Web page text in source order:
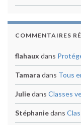
COMMENTAIRES
flahaux dans
Tamara dans Tous
Juliedans Classes
Stéphaniedans